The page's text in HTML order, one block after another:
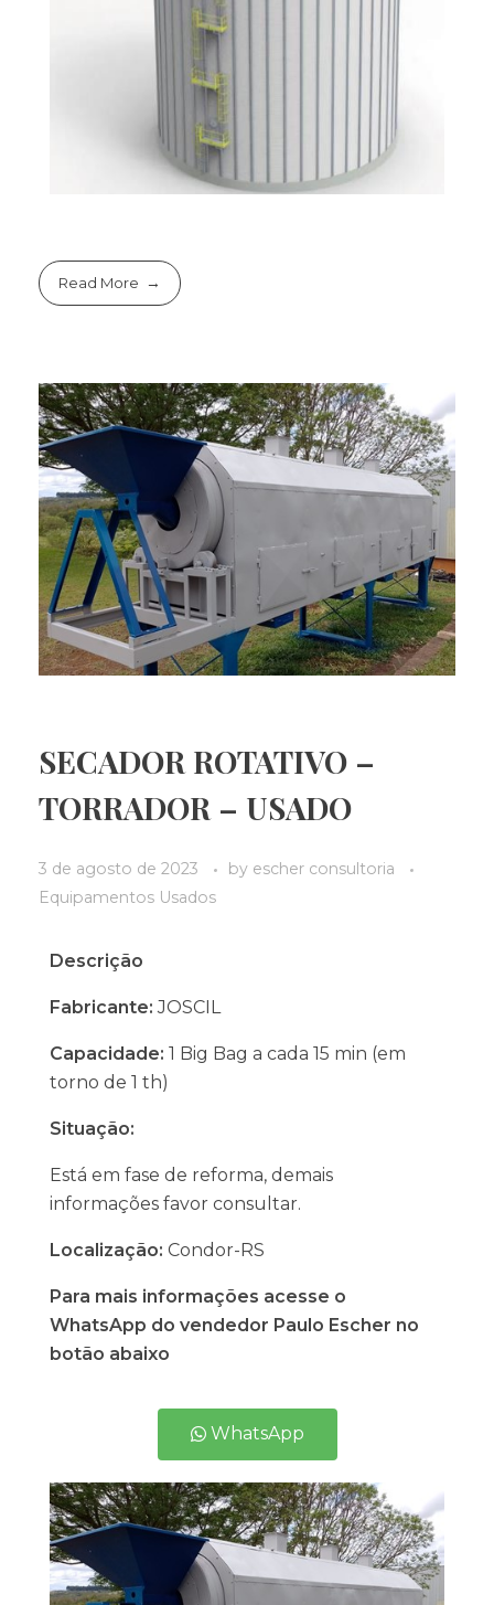
Read More
SECADOR ROTATIVO –
TORRADOR – USADO
3 de agosto de 2023 by escher consultoria
Equipamentos Usados
Descrição
Fabricante: JOSCIL
Capacidade: 1 Big Bag a cada 15 min (em
torno de 1 th)
Situação:
Está em fase de reforma, demais
informações favor consultar.
Localização: Condor-RS
Para mais informações acesse o
WhatsApp do vendedor Paulo Escher no
botão abaixo
WhatsApp